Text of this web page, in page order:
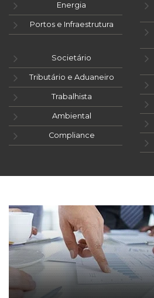
Energia
Portos e Infraestrutura
Societário
Tributário e Aduaneiro
Trabalhista
Ambiental
Compliance